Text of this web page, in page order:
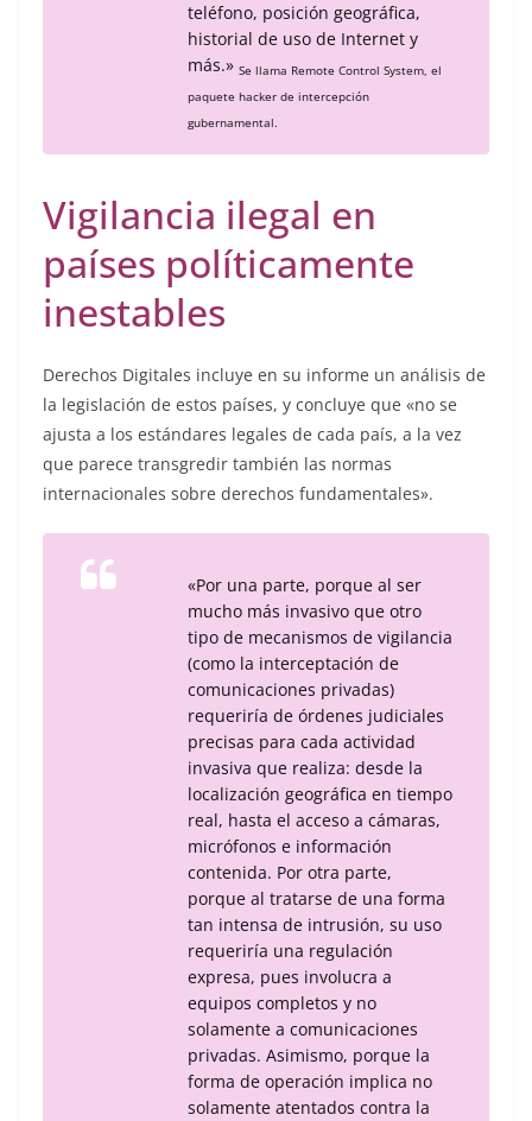
teléfono, posición geográfica,
historial de uso de Internet y
más.» Se llama Remote Control System, el
paquete hacker de intercepción
gubernamental.
Vigilancia ilegal en
países políticamente
inestables
Derechos Digitales incluye en su informe un análisis de
la legislación de estos países, y concluye que «no se
ajusta a los estándares legales de cada país, a la vez
que parece transgredir también las normas
internacionales sobre derechos fundamentales».
«Por una parte, porque al ser
mucho más invasivo que otro
tipo de mecanismos de vigilancia
(como la interceptación de
comunicaciones privadas)
requeriría de órdenes judiciales
precisas para cada actividad
invasiva que realiza: desde la
localización geográfica en tiempo
real, hasta el acceso a cámaras,
micrófonos e información
contenida. Por otra parte,
porque al tratarse de una forma
tan intensa de intrusión, su uso
requeriría una regulación
expresa, pues involucra a
equipos completos y no
solamente a comunicaciones
privadas. Asimismo, porque la
forma de operación implica no
solamente atentados contra la